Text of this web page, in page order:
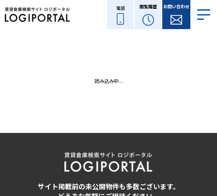
電話 閲覧履歴 お問い合わせ
読み込み中...
サイト掲載前の未公開物件も多数ございます。